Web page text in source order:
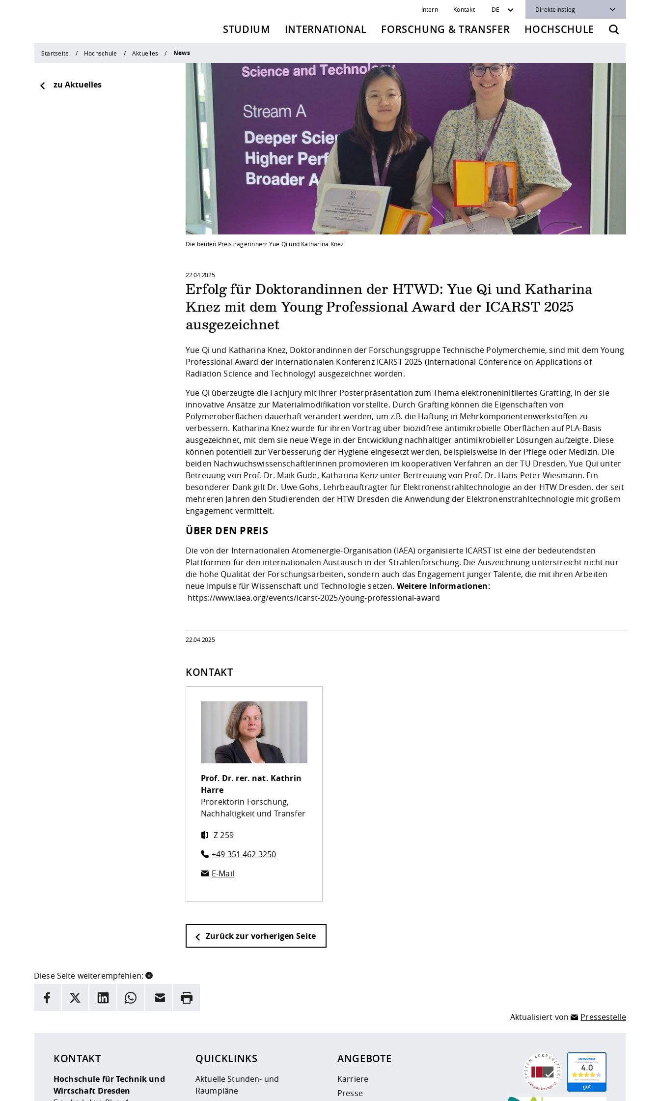
Intern Kontakt DE Direkteinstieg
STUDIUM INTERNATIONAL FORSCHUNG & TRANSFER HOCHSCHULE
Startseite Hochschule Aktuelles News
zu Aktuelles
Die beiden Preisträgerinnen: Yue Qi und Katharina Knez
22.04.2025
Erfolg für Doktorandinnen der HTWD: Yue Qi und Katharina
Knez mit dem Young Professional Award der ICARST 2025
ausgezeichnet
Yue Qi und Katharina Knez, Doktorandinnen der Forschungsgruppe Technische Polymerchemie, sind mit dem Young
Professional Award der internationalen Konferenz ICARST 2025 (International Conference on Applications of
Radiation Science and Technology) ausgezeichnet worden.
Yue Qi überzeugte die Fachjury mit ihrer Posterpräsentation zum Thema elektroneninitiiertes Grafting, in der sie
innovative Ansätze zur Materialmodifikation vorstellte. Durch Grafting können die Eigenschaften von
Polymeroberflächen dauerhaft verändert werden, um z.B. die Haftung in Mehrkomponentenwerkstoffen zu
verbessern. Katharina Knez wurde für ihren Vortrag über biozidfreie antimikrobielle Oberflächen auf PLA-Basis
ausgezeichnet, mit dem sie neue Wege in der Entwicklung nachhaltiger antimikrobieller Lösungen aufzeigte. Diese
können potentiell zur Verbesserung der Hygiene eingesetzt werden, beispielsweise in der Pflege oder Medizin. Die
beiden Nachwuchswissenschaftlerinnen promovieren im kooperativen Verfahren an der TU Dresden, Yue Qui unter
Betreuung von Prof. Dr. Maik Gude, Katharina Kenz unter Bertreuung von Prof. Dr. Hans-Peter Wiesmann. Ein
besonderer Dank gilt Dr. Uwe Gohs, Lehrbeauftragter für Elektronenstrahltechnologie an der HTW Dresden. der seit
mehreren Jahren den Studierenden der HTW Dresden die Anwendung der Elektronenstrahltechnologie mit großem
Engagement vermittelt.
ÜBER DEN PREIS
Die von der Internationalen Atomenergie-Organisation (IAEA) organisierte ICARST ist eine der bedeutendsten
Plattformen für den internationalen Austausch in der Strahlenforschung. Die Auszeichnung unterstreicht nicht nur
die hohe Qualität der Forschungsarbeiten, sondern auch das Engagement junger Talente, die mit ihren Arbeiten
neue Impulse für Wissenschaft und Technologie setzen. Weitere Informationen:
https://www.iaea.org/events/icarst-2025/young-professional-award
22.04.2025
KONTAKT
Prof. Dr. rer. nat. Kathrin
Harre
Prorektorin Forschung,
Nachhaltigkeit und Transfer
Z 259
+49 351 462 3250
E-Mail
Zurück zur vorherigen Seite
Diese Seite weiterempfehlen:
INFORMATION
Facebook
X LinkedInWhatsappE-Mail Drucken
Aktualisiert von Pressestelle
KONTAKT
Hochschule für Technik und
Wirtschaft Dresden
QUICKLINKS
Aktuelle Stunden- und
Raumpläne
ANGEBOTE
Karriere
Presse